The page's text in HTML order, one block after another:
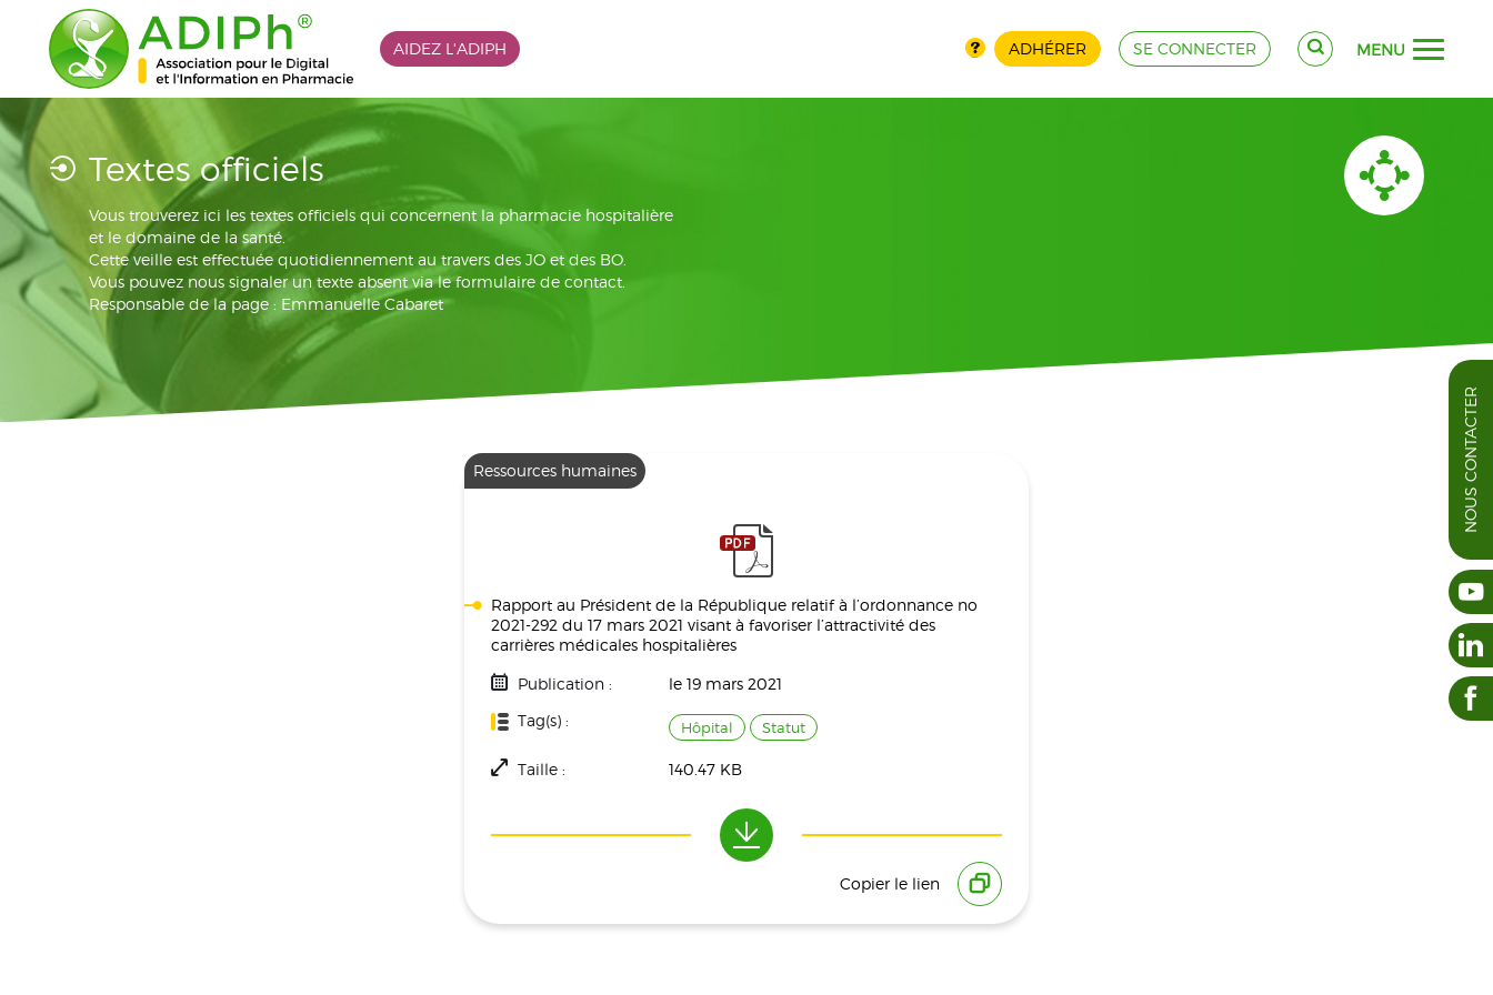
AIDEZ L'ADIPH ADHÉRER SE CONNECTER MENU
Textes officiels
Vous trouverez ici les textes officiels qui concernent la pharmacie hospitalière
et le domaine de la santé.
Cette veille est effectuée quotidiennement au travers des JO et des BO.
Vous pouvez nous signaler un texte absent via le formulaire de contact.
Responsable de la page : Emmanuelle Cabaret
Ressources humaines
Rapport au Président de la République relatif à l’ordonnance no
2021-292 du 17 mars 2021 visant à favoriser l’attractivité des
carrières médicales hospitalières
Publication :
le 19 mars 2021
Tag(s) :
Hôpital Statut
Taille : 140.47 KB
Copier le lien
NOUS CONTACTER